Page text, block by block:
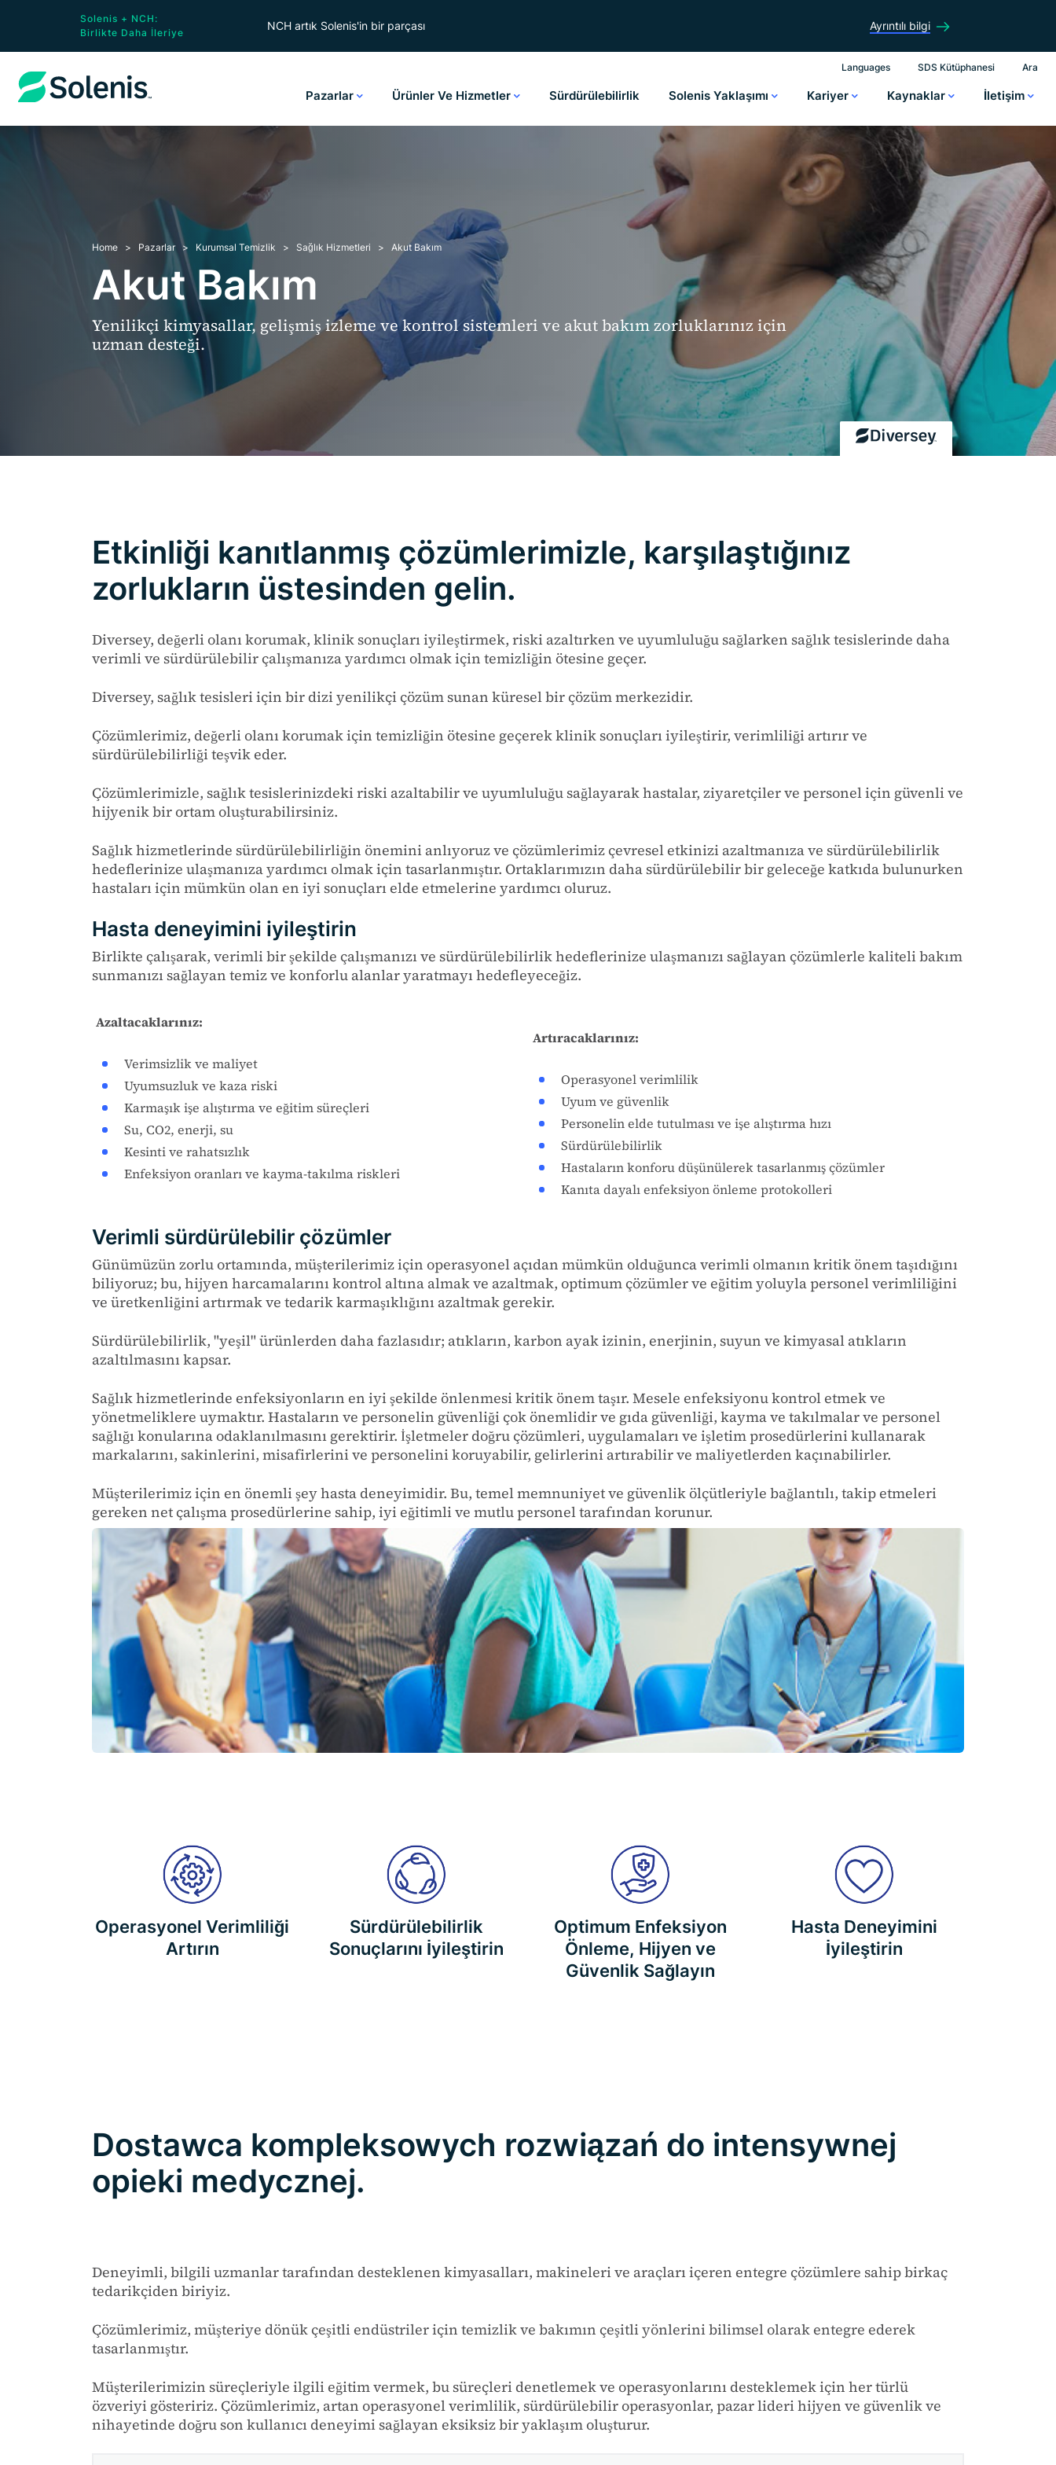
Solenis + NCH:
Birlikte Daha İleriye
NCH artık Solenis'in bir parçası Ayrıntılı bilgi
Languages SDS Kütüphanesi Ara
Pazarlar Ürünler Ve Hizmetler Sürdürülebilirlik Solenis Yaklaşımı Kariyer Kaynaklar İletişim
Home Pazarlar Kurumsal Temizlik Sağlık Hizmetleri Akut Bakım
Akut Bakım
Yenilikçi kimyasallar, gelişmiş izleme ve kontrol sistemleri ve akut bakım zorluklarınız için
uzman desteği.
Etkinliği kanıtlanmış çözümlerimizle, karşılaştığınız
zorlukların üstesinden gelin.
Diversey, değerli olanı korumak, klinik sonuçları iyileştirmek, riski azaltırken ve uyumluluğu sağlarken sağlık tesislerinde daha
verimli ve sürdürülebilir çalışmanıza yardımcı olmak için temizliğin ötesine geçer.
Diversey, sağlık tesisleri için bir dizi yenilikçi çözüm sunan küresel bir çözüm merkezidir.
Çözümlerimiz, değerli olanı korumak için temizliğin ötesine geçerek klinik sonuçları iyileştirir, verimliliği artırır ve
sürdürülebilirliği teşvik eder.
Çözümlerimizle, sağlık tesislerinizdeki riski azaltabilir ve uyumluluğu sağlayarak hastalar, ziyaretçiler ve personel için güvenli ve
hijyenik bir ortam oluşturabilirsiniz.
Sağlık hizmetlerinde sürdürülebilirliğin önemini anlıyoruz ve çözümlerimiz çevresel etkinizi azaltmanıza ve sürdürülebilirlik
hedeflerinize ulaşmanıza yardımcı olmak için tasarlanmıştır. Ortaklarımızın daha sürdürülebilirbir geleceğe katkıda bulunurken
hastaları için mümkün olan en iyi sonuçları elde etmelerine yardımcı oluruz.
Hasta deneyimini iyileştirin
Birlikte çalışarak, verimli bir şekilde çalışmanızıve sürdürülebilirlik hedeflerinize ulaşmanızı sağlayan çözümlerle kaliteli bakım
sunmanızı sağlayan temiz ve konforlu alanlar yaratmayı hedefleyeceğiz.
Azaltacaklarınız:
Verimsizlik ve maliyet
Uyumsuzluk ve kaza riski
Karmaşık işe alıştırma ve eğitim süreçleri
Su, CO2, enerji, su
Kesinti ve rahatsızlık
Enfeksiyon oranları ve kayma-takılma riskleri
Artıracaklarınız:
Operasyonel verimlilik
Uyum ve güvenlik
Personelin elde tutulması ve işe alıştırma hızı
Sürdürülebilirlik
Hastaların konforu düşünülerek tasarlanmış çözümler
Kanıta dayalı enfeksiyon önleme protokolleri
Verimli sürdürülebilir çözümler
Günümüzün zorlu ortamında, müşterilerimiz için operasyonel açıdan mümkün olduğunca verimli olmanın kritik önem taşıdığını
biliyoruz; bu, hijyen harcamalarını kontrol altına almak ve azaltmak, optimum çözümler ve eğitim yoluyla personel verimliliğini
ve üretkenliğini artırmak ve tedarik karmaşıklığını azaltmak gerekir.
Sürdürülebilirlik, "yeşil" ürünlerden daha fazlasıdır; atıkların, karbon ayak izinin, enerjinin, suyun ve kimyasal atıkların
azaltılmasını kapsar.
Sağlık hizmetlerinde enfeksiyonların en iyi şekilde önlenmesi kritik önem taşır. Mesele enfeksiyonu kontrol etmek ve
yönetmeliklere uymaktır. Hastaların ve personelin güvenliği çok önemlidir ve gıda güvenliği, kayma ve takılmalar ve personel
sağlığı konularına odaklanılmasını gerektirir. İşletmeler doğru çözümleri, uygulamaları ve işletim prosedürlerini kullanarak
markalarını, sakinlerini, misafirlerini ve personelini koruyabilir, gelirlerini artırabilir ve maliyetlerden kaçınabilirler.
Müşterilerimiz için en önemli şey hasta deneyimidir. Bu, temel memnuniyet ve güvenlik ölçütleriyle bağlantılı, takip etmeleri
gereken net çalışma prosedürlerine sahip, iyi eğitimli ve mutlu personel tarafından korunur.
Operasyonel Verimliliği
Artırın
Sürdürülebilirlik
Sonuçlarını İyileştirin
Optimum Enfeksiyon
Önleme, Hijyen ve
Güvenlik Sağlayın
Hasta Deneyimini
İyileştirin
Dostawca kompleksowych rozwiązań do intensywnej
opieki medycznej.
Deneyimli, bilgili uzmanlar tarafından desteklenen kimyasalları, makineleri ve araçları içeren entegre çözümlere sahip birkaç
tedarikçiden biriyiz.
Çözümlerimiz, müşteriye dönük çeşitli endüstriler için temizlik ve bakımın çeşitli yönlerini bilimsel olarak entegre ederek
tasarlanmıştır.
Müşterilerimizin süreçleriyle ilgili eğitim vermek, bu süreçleri denetlemek ve operasyonlarını desteklemek için her türlü
özveriyi gösteririz. Çözümlerimiz, artan operasyonel verimlilik, sürdürülebilir operasyonlar, pazar lideri hijyen ve güvenlik ve
nihayetinde doğru son kullanıcı deneyimi sağlayan eksiksiz bir yaklaşım oluşturur.